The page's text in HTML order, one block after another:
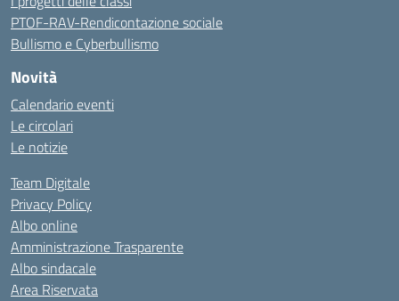
PTOF-RAV-Rendicontazione sociale
Bullismo e Cyberbullismo
Novità
Calendario eventi
Le circolari
Le notizie
Team Digitale
Privacy Policy
Albo online
Amministrazione Trasparente
Albo sindacale
Area Riservata